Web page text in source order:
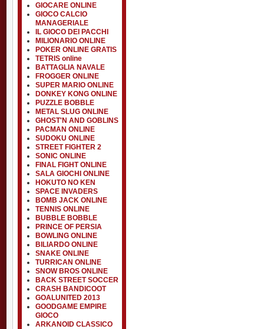
GIOCARE ONLINE
GIOCO CALCIO
MANAGERIALE
IL GIOCO DEI PACCHI
MILIONARIO ONLINE
POKER ONLINE GRATIS
TETRIS online
BATTAGLIA NAVALE
FROGGER ONLINE
SUPER MARIO ONLINE
DONKEY KONG ONLINE
PUZZLE BOBBLE
METAL SLUG ONLINE
GHOST'N AND GOBLINS
PACMAN ONLINE
SUDOKU ONLINE
STREET FIGHTER 2
SONIC ONLINE
FINAL FIGHT ONLINE
SALA GIOCHI ONLINE
HOKUTO NO KEN
SPACE INVADERS
BOMB JACK ONLINE
TENNIS ONLINE
BUBBLE BOBBLE
PRINCE OF PERSIA
BOWLING ONLINE
BILIARDO ONLINE
SNAKE ONLINE
TURRICAN ONLINE
SNOW BROS ONLINE
BACK STREET SOCCER
CRASH BANDICOOT
GOALUNITED 2013
GOODGAME EMPIRE
GIOCO
ARKANOID CLASSICO